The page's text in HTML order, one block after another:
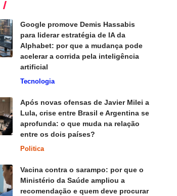
Google promove Demis Hassabis
para liderar estratégia de IA da
Alphabet: por que a mudança pode
acelerar a corrida pela inteligência
artificial
Tecnologia
Após novas ofensas de Javier Milei a
Lula, crise entre Brasil e Argentina se
aprofunda: o que muda na relação
entre os dois países?
Politica
Vacina contra o sarampo: por que o
Ministério da Saúde ampliou a
recomendação e quem deve procurar